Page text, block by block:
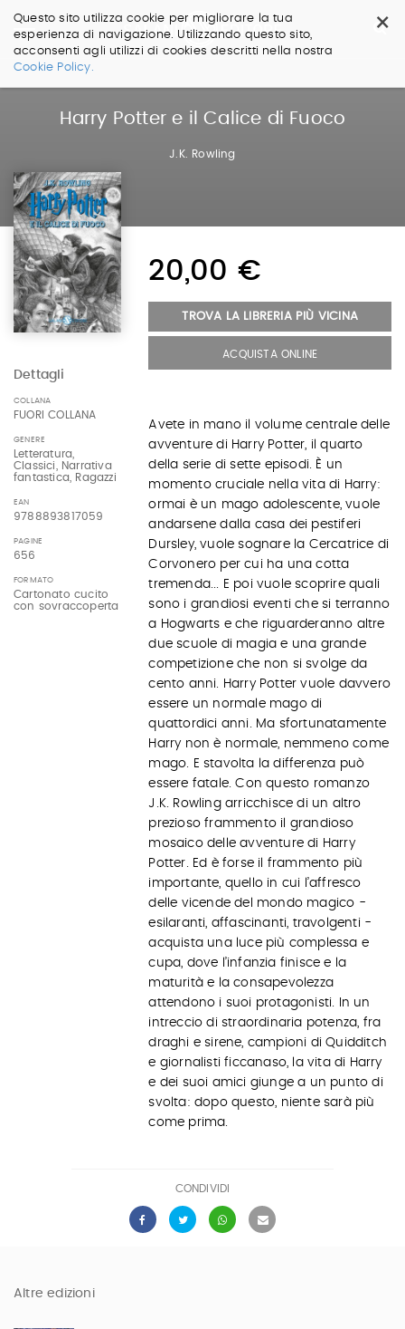
×
Questo sito utilizza cookie per migliorare la tua
esperienza di navigazione. Utilizzando questo sito,
acconsenti agli utilizzi di cookies descritti nella nostra
Cookie Policy.
Salta
Harry Potter e il Calice di Fuoco
J.K. Rowling
Dettagli
COLLANA
FUORI COLLANA
GENERE
Letteratura,
Classici, Narrativa
fantastica, Ragazzi
EAN
9788893817059
PAGINE
656
FORMATO
Cartonato cucito
con sovraccoperta
20,00 €
TROVA LA LIBRERIA PIÙ VICINA
ACQUISTA ONLINE
Avete in mano il volume centrale delle
avventure di Harry Potter, il quarto
della serie di sette episodi. È un
momento cruciale nella vita di Harry:
ormai è un mago adolescente, vuole
andarsene dalla casa dei pestiferi
Dursley, vuole sognare la Cercatrice di
Corvonero per cui ha una cotta
tremenda... E poi vuole scoprire quali
sono i grandiosi eventi che si terranno
a Hogwarts e che riguarderanno altre
due scuole di magia e una grande
competizione che non si svolge da
cento anni. Harry Potter vuole davvero
essere un normale mago di
quattordici anni. Ma sfortunatamente
Harry non è normale, nemmeno come
mago. E stavolta la differenza può
essere fatale. Con questo romanzo
J.K. Rowling arricchisce di un altro
prezioso frammento il grandioso
mosaico delle avventure di Harry
Potter. Ed è forse il frammento più
importante, quello in cui l’affresco
delle vicende del mondo magico -
esilaranti, affascinanti, travolgenti -
acquista una luce più complessa e
cupa, dove l’infanzia finisce e la
maturità e la consapevolezza
attendono i suoi protagonisti. In un
intreccio di straordinaria potenza, fra
draghi e sirene, campioni di Quidditch
e giornalisti ficcanaso, la vita di Harry
e dei suoi amici giunge a un punto di
svolta: dopo questo, niente sarà più
come prima.
CONDIVIDI
Altre edizioni